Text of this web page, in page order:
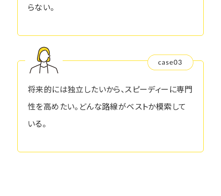
らない。
将来的には独立したいから、スピーディーに専門
性を高めたい。どんな路線がベストか模索して
いる。